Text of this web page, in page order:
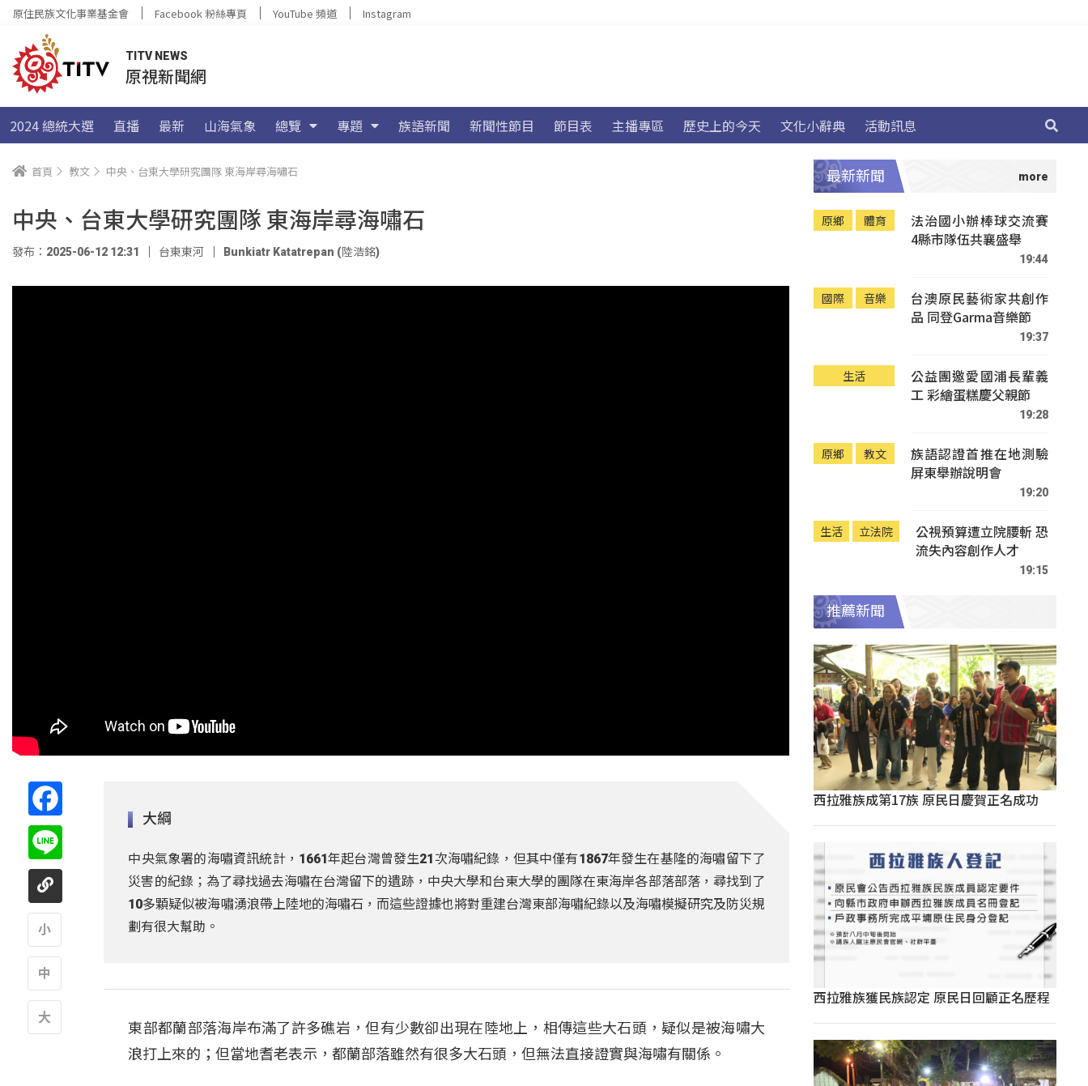
原住民族文化事業基金會 Facebook 粉絲專頁 YouTube 頻道 Instagram
TITV NEWS
原視新聞網
2024 總統大選 直播 最新 山海氣象 總覽 專題 族語新聞 新聞性節目 節目表 主播專區 歷史上的今天 文化小辭典 活動訊息
首頁 教文 中央、台東大學研究團隊 東海岸尋海嘯石
中央、台東大學研究團隊 東海岸尋海嘯石
發布：2025-06-12 12:31 台東東河 Bunkiatr Katatrepan (陸浩銘)
大綱
中央氣象署的海嘯資訊統計，1661年起台灣曾發生21次海嘯紀錄，但其中僅有1867年發生在基隆的海嘯留下了
災害的紀錄；為了尋找過去海嘯在台灣留下的遺跡，中央大學和台東大學的團隊在東海岸各部落部落，尋找到了
10多顆疑似被海嘯湧浪帶上陸地的海嘯石，而這些證據也將對重建台灣東部海嘯紀錄以及海嘯模擬研究及防災規
劃有很大幫助。
東部都蘭部落海岸布滿了許多礁岩，但有少數卻出現在陸地上，相傳這些大石頭，疑似是被海嘯大
浪打上來的；但當地耆老表示，都蘭部落雖然有很多大石頭，但無法直接證實與海嘯有關係。
最新新聞
原鄉 體育
法治國小辦棒球交流賽
4縣市隊伍共襄盛舉
19:44
國際 音樂
台澳原民藝術家共創作
品 同登Garma音樂節
19:37
生活
公益團邀愛國浦長輩義
工 彩繪蛋糕慶父親節
19:28
原鄉 教文
族語認證首推在地測驗
屏東舉辦說明會
19:20
生活 立法院
公視預算遭立院腰斬 恐
流失內容創作人才
19:15
推薦新聞
西拉雅族成第17族 原民日慶賀正名成功
西拉雅族獲民族認定 原民日回顧正名歷程